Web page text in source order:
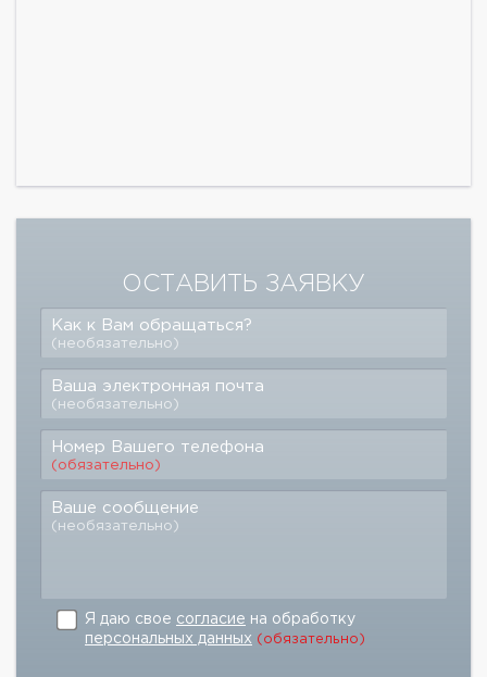
ОСТАВИТЬ ЗАЯВКУ
Как к Вам обращаться?
(необязательно)
Ваша электронная почта
(необязательно)
Номер Вашего телефона
(обязательно)
Ваше сообщение
(необязательно)
Я даю свое согласие на обработку
персональных данных (обязательно)